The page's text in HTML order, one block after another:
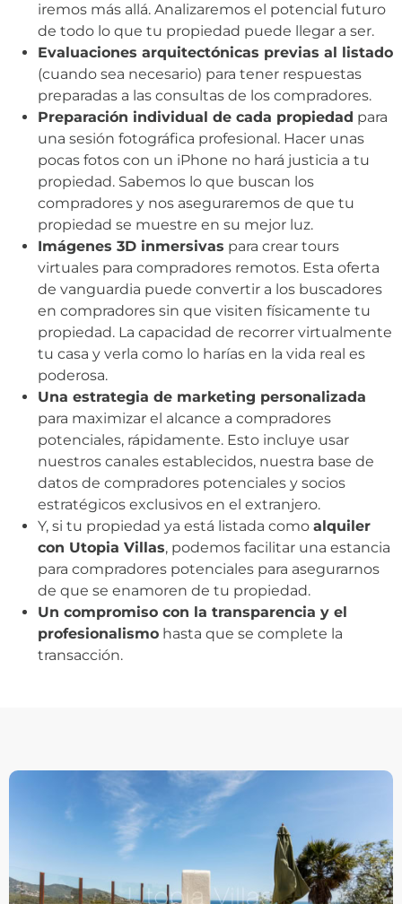
iremos más allá. Analizaremos el potencial futuro
de todo lo que tu propiedad puede llegar a ser.
Evaluaciones arquitectónicas previas al listado
(cuando sea necesario) para tener respuestas
preparadas a las consultas de los compradores.
Preparación individual de cada propiedad para
una sesión fotográfica profesional. Hacer unas
pocas fotos con un iPhone no hará justicia a tu
propiedad. Sabemos lo que buscan los
compradores y nos aseguraremos de que tu
propiedad se muestre en su mejor luz.
Imágenes 3D inmersivas para crear tours
virtuales para compradores remotos. Esta oferta
de vanguardia puede convertir a los buscadores
en compradores sin que visiten físicamente tu
propiedad. La capacidad de recorrer virtualmente
tu casa y verla como lo harías en la vida real es
poderosa.
Una estrategia de marketing personalizada
para maximizar el alcance a compradores
potenciales, rápidamente. Esto incluye usar
nuestros canales establecidos, nuestra base de
datos de compradores potenciales y socios
estratégicos exclusivos en el extranjero.
Y, si tu propiedad ya está listada como alquiler
con Utopia Villas, podemos facilitar una estancia
para compradores potenciales para asegurarnos
de que se enamoren de tu propiedad.
Un compromiso con la transparencia y el
profesionalismo hasta que se complete la
transacción.